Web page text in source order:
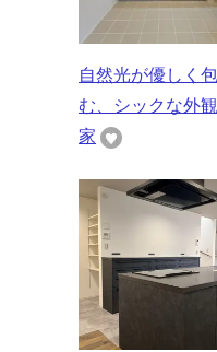
自然光が優しく包
む、シックな外
家